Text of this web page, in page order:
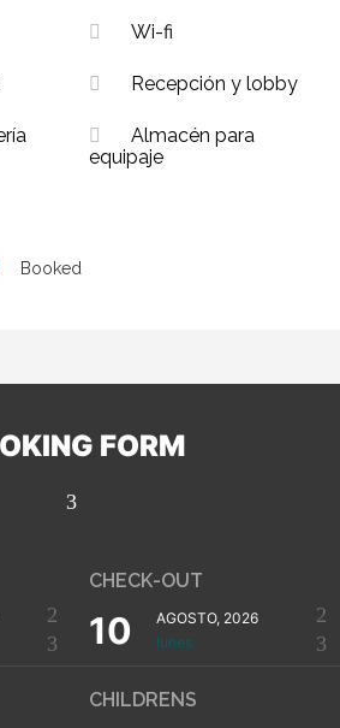
Wi-fi
Recepción y lobby
Almacén para
equipaje
Booked
FORM
CHECK-OUT
10
AGOSTO, 2026
lunes
CHILDRENS